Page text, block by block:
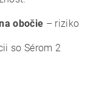
obočie – riziko
so Sérom 2